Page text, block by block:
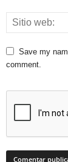
Save my
comment.